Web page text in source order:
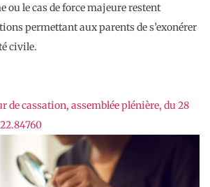
ou le cas de force majeure restent
permettant aux parents de s’exonérer
civile.
de cassation, assemblée plénière, du 28